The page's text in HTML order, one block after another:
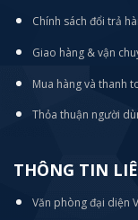
Chính sách đổi trả
Giao hàng & vận
Mua hàng và thanh
Thỏa thuận người
THÔNG TIN
Văn phòng đại diện